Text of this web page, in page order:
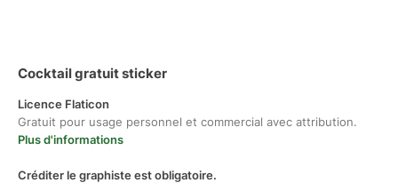
Cocktail gratuit sticker
Licence Flaticon
Gratuit pour usage personnel et commercial avec attribution.
Plus d'informations
Créditer le graphiste est obligatoire.